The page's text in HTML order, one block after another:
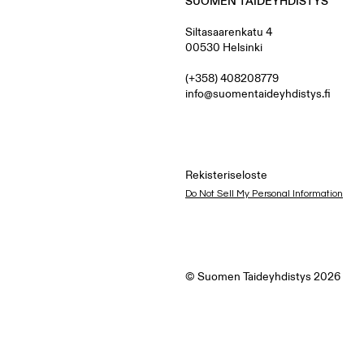
Siltasaarenkatu 4
00530 Helsinki
(+358) 408208779
info@suomentaideyhdistys.fi
Rekisteriseloste
Do Not Sell My Personal Information
© Suomen Taideyhdistys 2026